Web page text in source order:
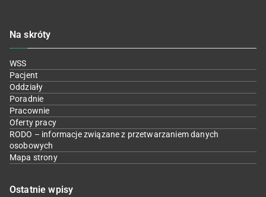
Na skróty
WSS
Pacjent
Oddziały
Poradnie
Pracownie
Oferty pracy
RODO – informacje związane z przetwarzaniem danych
osobowych
Mapa strony
Ostatnie wpisy